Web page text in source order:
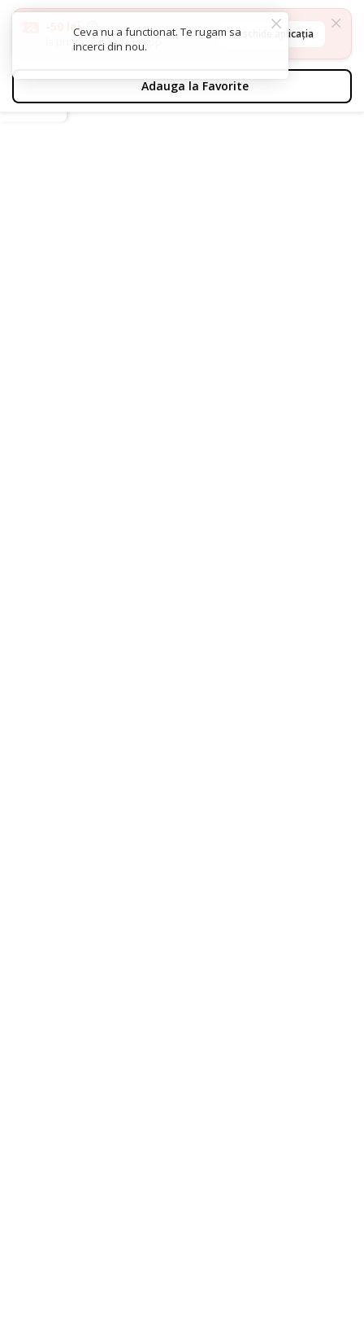
-50 lei
la prima comandă în app
Deschide aplicația
Incorporabile Cuptoare incorporabile Cuptoare
inapoi